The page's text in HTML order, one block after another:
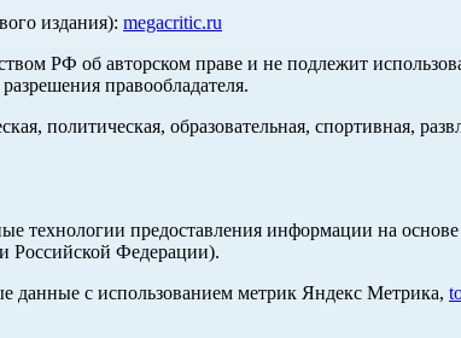
издания): megacritic.ru
РФ об авторском праве и не подлежит
правообладателя.
образовательная, спортивная,
предоставления информации на основе
Российской Федерации).
данные с использованием метрик Яндекс Метрика,